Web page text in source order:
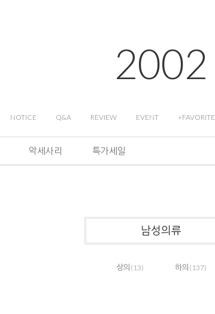
2002
NOTICE Q&A REVIEW EVENT +FAVORITE
악세사리 특가세일
남성의류
상의 (13) 하의 (137)